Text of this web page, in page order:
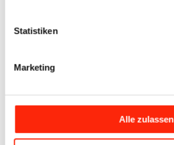
Statistiken
Marketing
Alle zulassen
+49 (0) 7041 / 816 3007
hier anmelden